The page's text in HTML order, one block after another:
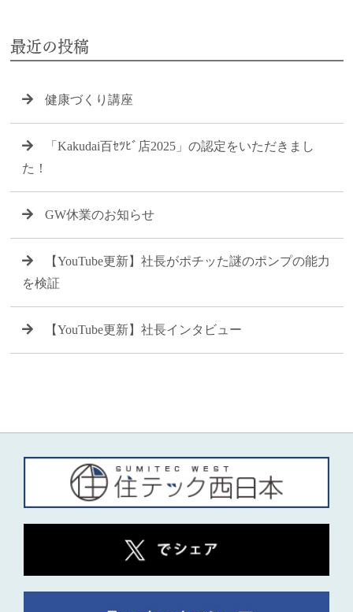
最近の投稿
健康づくり講座
「Kakudai百ｾﾂﾋﾞ店2025」の認定をいただきまし
た！
GW休業のお知らせ
【YouTube更新】社長がポチッた謎のポンプの能力
を検証
【YouTube更新】社長インタビュー